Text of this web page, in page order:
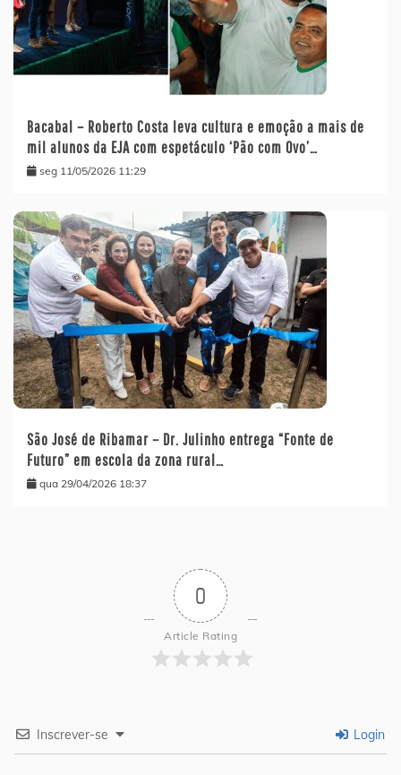
Bacabal – Roberto Costa leva cultura e emoção a mais de
mil alunos da EJA com espetáculo ‘Pão com Ovo’…
seg 11/05/2026 11:29
São José de Ribamar – Dr. Julinho entrega “Fonte de
Futuro” em escola da zona rural…
qua 29/04/2026 18:37
0
Article Rating
Inscrever-se Login